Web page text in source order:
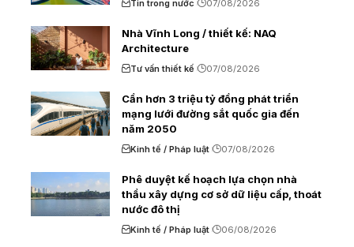
Tin trong nước 07/08/2026
Nhà Vĩnh Long / thiết kế: NAQ
Architecture
Tư vấn thiết kế 07/08/2026
Cần hơn 3 triệu tỷ đồng phát triển
mạng lưới đường sắt quốc gia đến
năm 2050
Kinh tế / Pháp luật 07/08/2026
Phê duyệt kế hoạch lựa chọn nhà
thầu xây dựng cơ sở dữ liệu cấp, thoát
nước đô thị
Kinh tế / Pháp luật 06/08/2026